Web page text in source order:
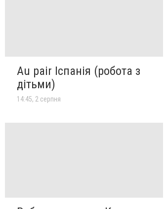
Au pair Іспанія (робота з
дітьми)
14:45, 2 серпня